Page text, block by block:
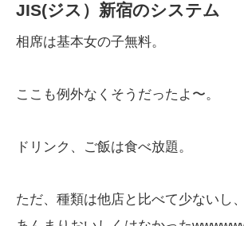
JIS(ジス）新宿のシステム
相席は基本女の子無料。
ここも例外なくそうだったよ〜。
ドリンク、ご飯は食べ放題。
ただ、種類は他店と比べて少ないし